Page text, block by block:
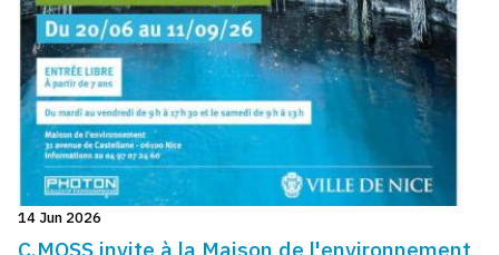
14 Jun 2026
C.MOSS invite à la Maison de l'environnement